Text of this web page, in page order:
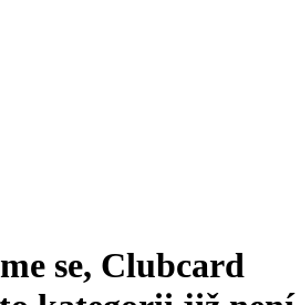
se, Clubcard